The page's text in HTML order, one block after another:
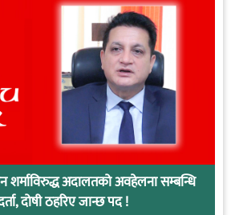
अदालतको अवहेलना सम्बन्धि
दोषी ठहरिए जान्छ पद !